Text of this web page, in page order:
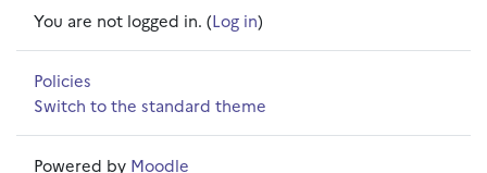
You are not logged in. (Log in)
Policies
Switch to the standard theme
Powered by Moodle